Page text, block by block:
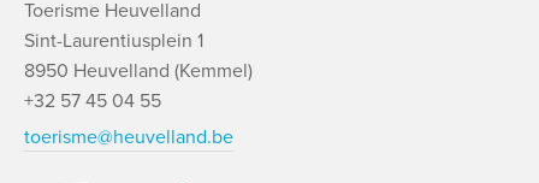
Toerisme Heuvelland
Sint-Laurentiusplein 1
8950 Heuvelland (Kemmel)
+32 57 45 04 55
toerisme@heuvelland.be